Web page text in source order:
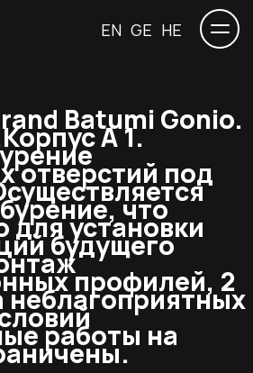
EN GE HE
Batumi Gonio.
Корпус А 1.
отверстий под
что
для установки
будущего
профилей, 2
работы на